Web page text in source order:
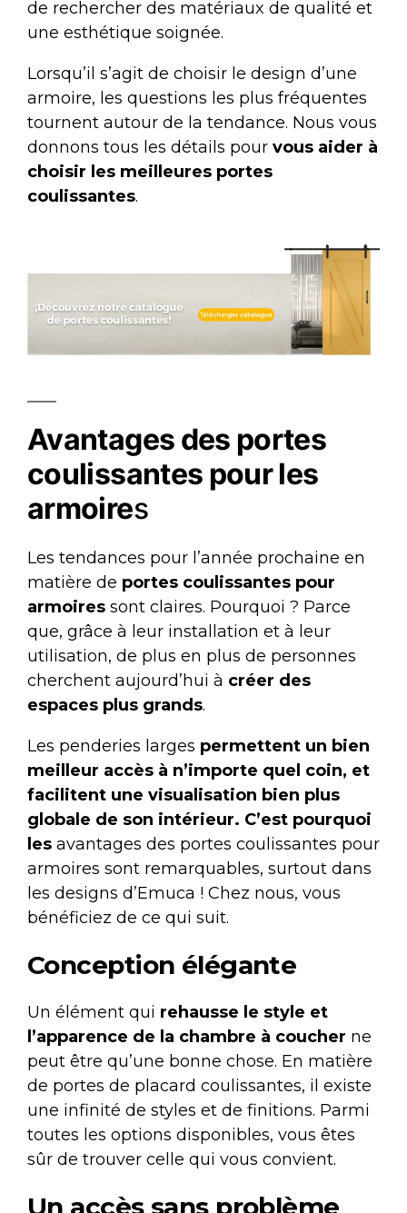
de rechercher des matériaux de qualité et
une esthétique soignée.
Lorsqu’il s’agit de choisir le design d’une
armoire, les questions les plus fréquentes
tournent autour de la tendance. Nous vous
donnons tous les détails pour vous aider à
choisir les meilleures portes
coulissantes.
Avantages des portes
coulissantes pour les
armoires
Les tendances pour l’année prochaine en
matière de portes coulissantes pour
armoires sont claires. Pourquoi ? Parce
que, grâce à leur installation et à leur
utilisation, de plus en plus de personnes
cherchent aujourd’hui à créer des
espaces plus grands.
Les penderies larges permettent un bien
meilleur accès à n’importe quel coin, et
facilitent une visualisation bien plus
globale de son intérieur. C’est pourquoi
les avantages des portes coulissantes pour
armoires sont remarquables, surtout dans
les designs d’Emuca ! Chez nous, vous
bénéficiez de ce qui suit.
Conception élégante
Un élément qui rehausse le style et
l’apparence de la chambre à coucher ne
peut être qu’une bonne chose. En matière
de portes de placard coulissantes, il existe
une infinité de styles et de finitions. Parmi
toutes les options disponibles, vous êtes
sûr de trouver celle qui vous convient.
Un accès sans problème